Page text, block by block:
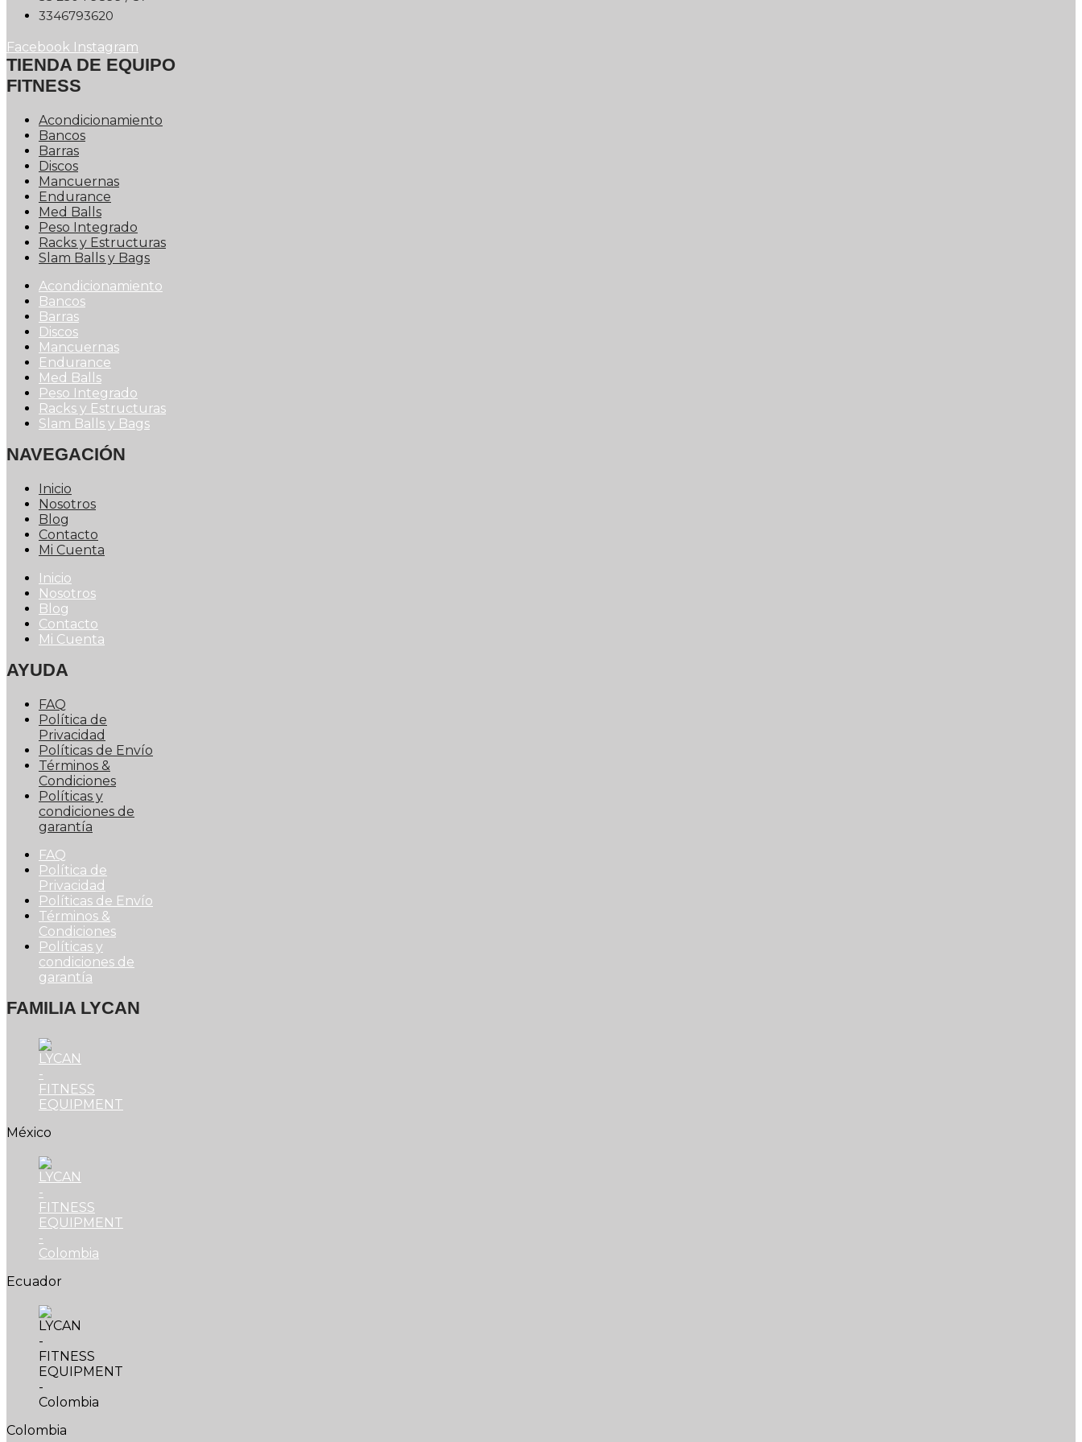
0263976433
Facebook Instagram
TIENDA DE EQUIPO
FITNESS
Acondicionamiento
Bancos
Barras
Discos
Mancuernas
Endurance
Med Balls
Peso Integrado
Racks y Estructuras
Slam Balls y Bags
Acondicionamiento
Bancos
Barras
Discos
Mancuernas
Endurance
Med Balls
Peso Integrado
Racks y Estructuras
Slam Balls y Bags
NAVEGACIÓN
Inicio
Nosotros
Blog
Contacto
Mi Cuenta
Inicio
Nosotros
Blog
Contacto
Mi Cuenta
AYUDA
FAQ
Política de
Privacidad
Políticas de Envío
Términos &
Condiciones
Políticas y
condiciones de
garantía
FAQ
Política de
Privacidad
Políticas de Envío
Términos &
Condiciones
Políticas y
condiciones de
garantía
FAMILIA LYCAN
México
Ecuador
Colombia